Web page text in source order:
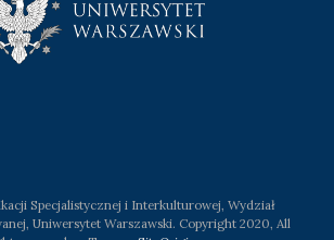
Specjalistycznej i Interkulturowej, Wydział
Uniwersytet Warszawski. Copyright 2020, All